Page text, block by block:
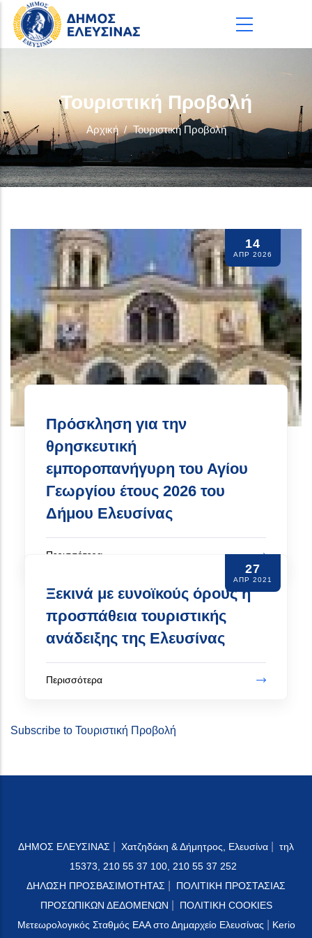
Παράκαμψη προς το κυρίως περιεχόμενο
Τουριστική Προβολή
Αρχική / Τουριστική Προβολή
14
ΑΠΡ 2026
Πρόσκληση για την
θρησκευτική
εμποροπανήγυρη του Αγίου
Γεωργίου έτους 2026 του
Δήμου Ελευσίνας
Περισσότερα
27
ΑΠΡ 2021
Ξεκινά με ευνοϊκούς όρους η
προσπάθεια τουριστικής
ανάδειξης της Ελευσίνας
Περισσότερα
Subscribe to Τουριστική Προβολή
ΔΗΜΟΣ ΕΛΕΥΣΙΝΑΣ Χατζηδάκη & Δήμητρος, Ελευσίνα
τηλ
15373, 210 55 37 100, 210 55 37 252
ΔΗΛΩΣΗ ΠΡΟΣΒΑΣΙΜΟΤΗΤΑΣ
ΠΟΛΙΤΙΚΗ ΠΡΟΣΤΑΣΙΑΣ
ΠΡΟΣΩΠΙΚΩΝ ΔΕΔΟΜΕΝΩΝ
ΠΟΛΙΤΙΚΗ COOKIES
Μετεωρολογικός Σταθμός ΕΑΑ στο Δημαρχείο Ελευσίνας
Kerio